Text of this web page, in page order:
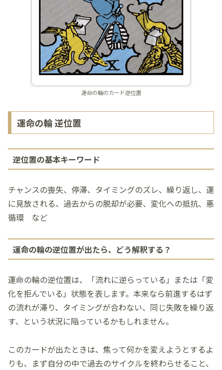
運命の輪のカード逆位置
運命の輪 逆位置
逆位置の基本キーワード
チャンスの喪失、停滞、タイミングのズレ、繰り返し、運
に見放される、過去からの脱却が必要、変化への抵抗、悪
循環 など
運命の輪の逆位置が出たら、どう解釈する？
運命の輪の逆位置は、「流れに逆らっている」または「変
化を拒んでいる」状態を表します。本来なら前進するはず
の流れが滞り、タイミングが合わない、同じ失敗を繰り返
す、という状況に陥っているかもしれません。
このカードが出たときは、焦って何かを変えようとするよ
りも、まず自分の中で過去のサイクルを終わらせること、